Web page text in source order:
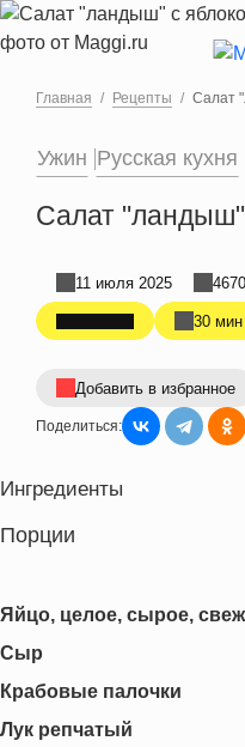
Перейти к основному
Главная Рецепты Салат
Ужин Русская кухня
Салат
30 мин
11 июля 2025 4670
Добавить в избранное
Поделиться:
Ингредиенты
Порции
Яйцо, целое, сырое,
Сыр
Крабовые палочки
Лук репчатый